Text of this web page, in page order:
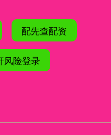
配先查配资
风险登录